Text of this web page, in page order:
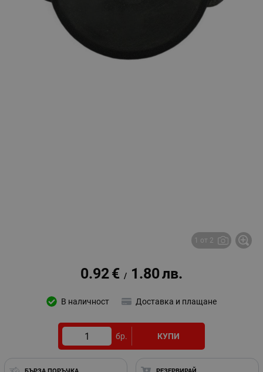
1 от 2
0.92€ / 1.80лв.
В наличност Доставка и плащане
бр. КУПИ